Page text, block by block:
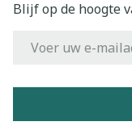
Blijf op de hoogte